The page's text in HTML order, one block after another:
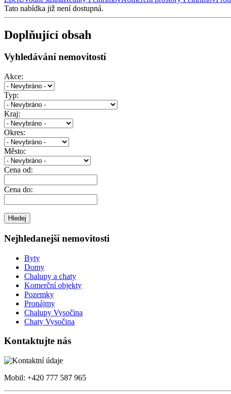
Tato nabídka již není dostupná.
Doplňující obsah
Vyhledávání nemovitostí
Akce:
Typ:
Kraj:
Okres:
Město:
Cena od:
Cena do:
Nejhledanejší nemovitosti
Byty
Domy
Chalupy a chaty
Komerční objekty
Pozemky
Pronájmy
Chalupy Vysočina
Chaty Vysočina
Kontaktujte nás
Mobil: +420 777 587 965